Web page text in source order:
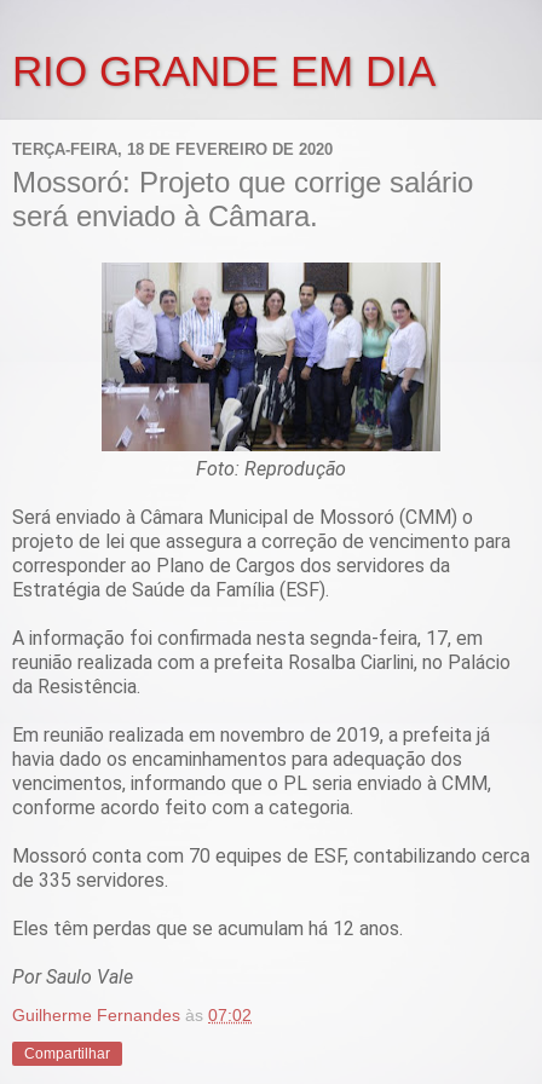
RIO GRANDE EM DIA
TERÇA-FEIRA, 18 DE FEVEREIRO DE 2020
Mossoró: Projeto que corrige salário
será enviado à Câmara.
Foto: Reprodução
Será enviado à Câmara Municipal de Mossoró (CMM) o
projeto de lei que assegura a correção de vencimento para
corresponder ao Plano de Cargos dos servidores da
Estratégia de Saúde da Família (ESF).
A informação foi confirmada nesta segnda-feira, 17, em
reunião realizada com a prefeita Rosalba Ciarlini, no Palácio
da Resistência.
Em reunião realizada em novembro de 2019, a prefeita já
havia dado os encaminhamentos para adequação dos
vencimentos, informando que o PL seria enviado à CMM,
conforme acordo feito com a categoria.
Mossoró conta com 70 equipes de ESF, contabilizando cerca
de 335 servidores.
Eles têm perdas que se acumulam há 12 anos.
Por Saulo Vale
Guilherme Fernandes às 07:02
Compartilhar